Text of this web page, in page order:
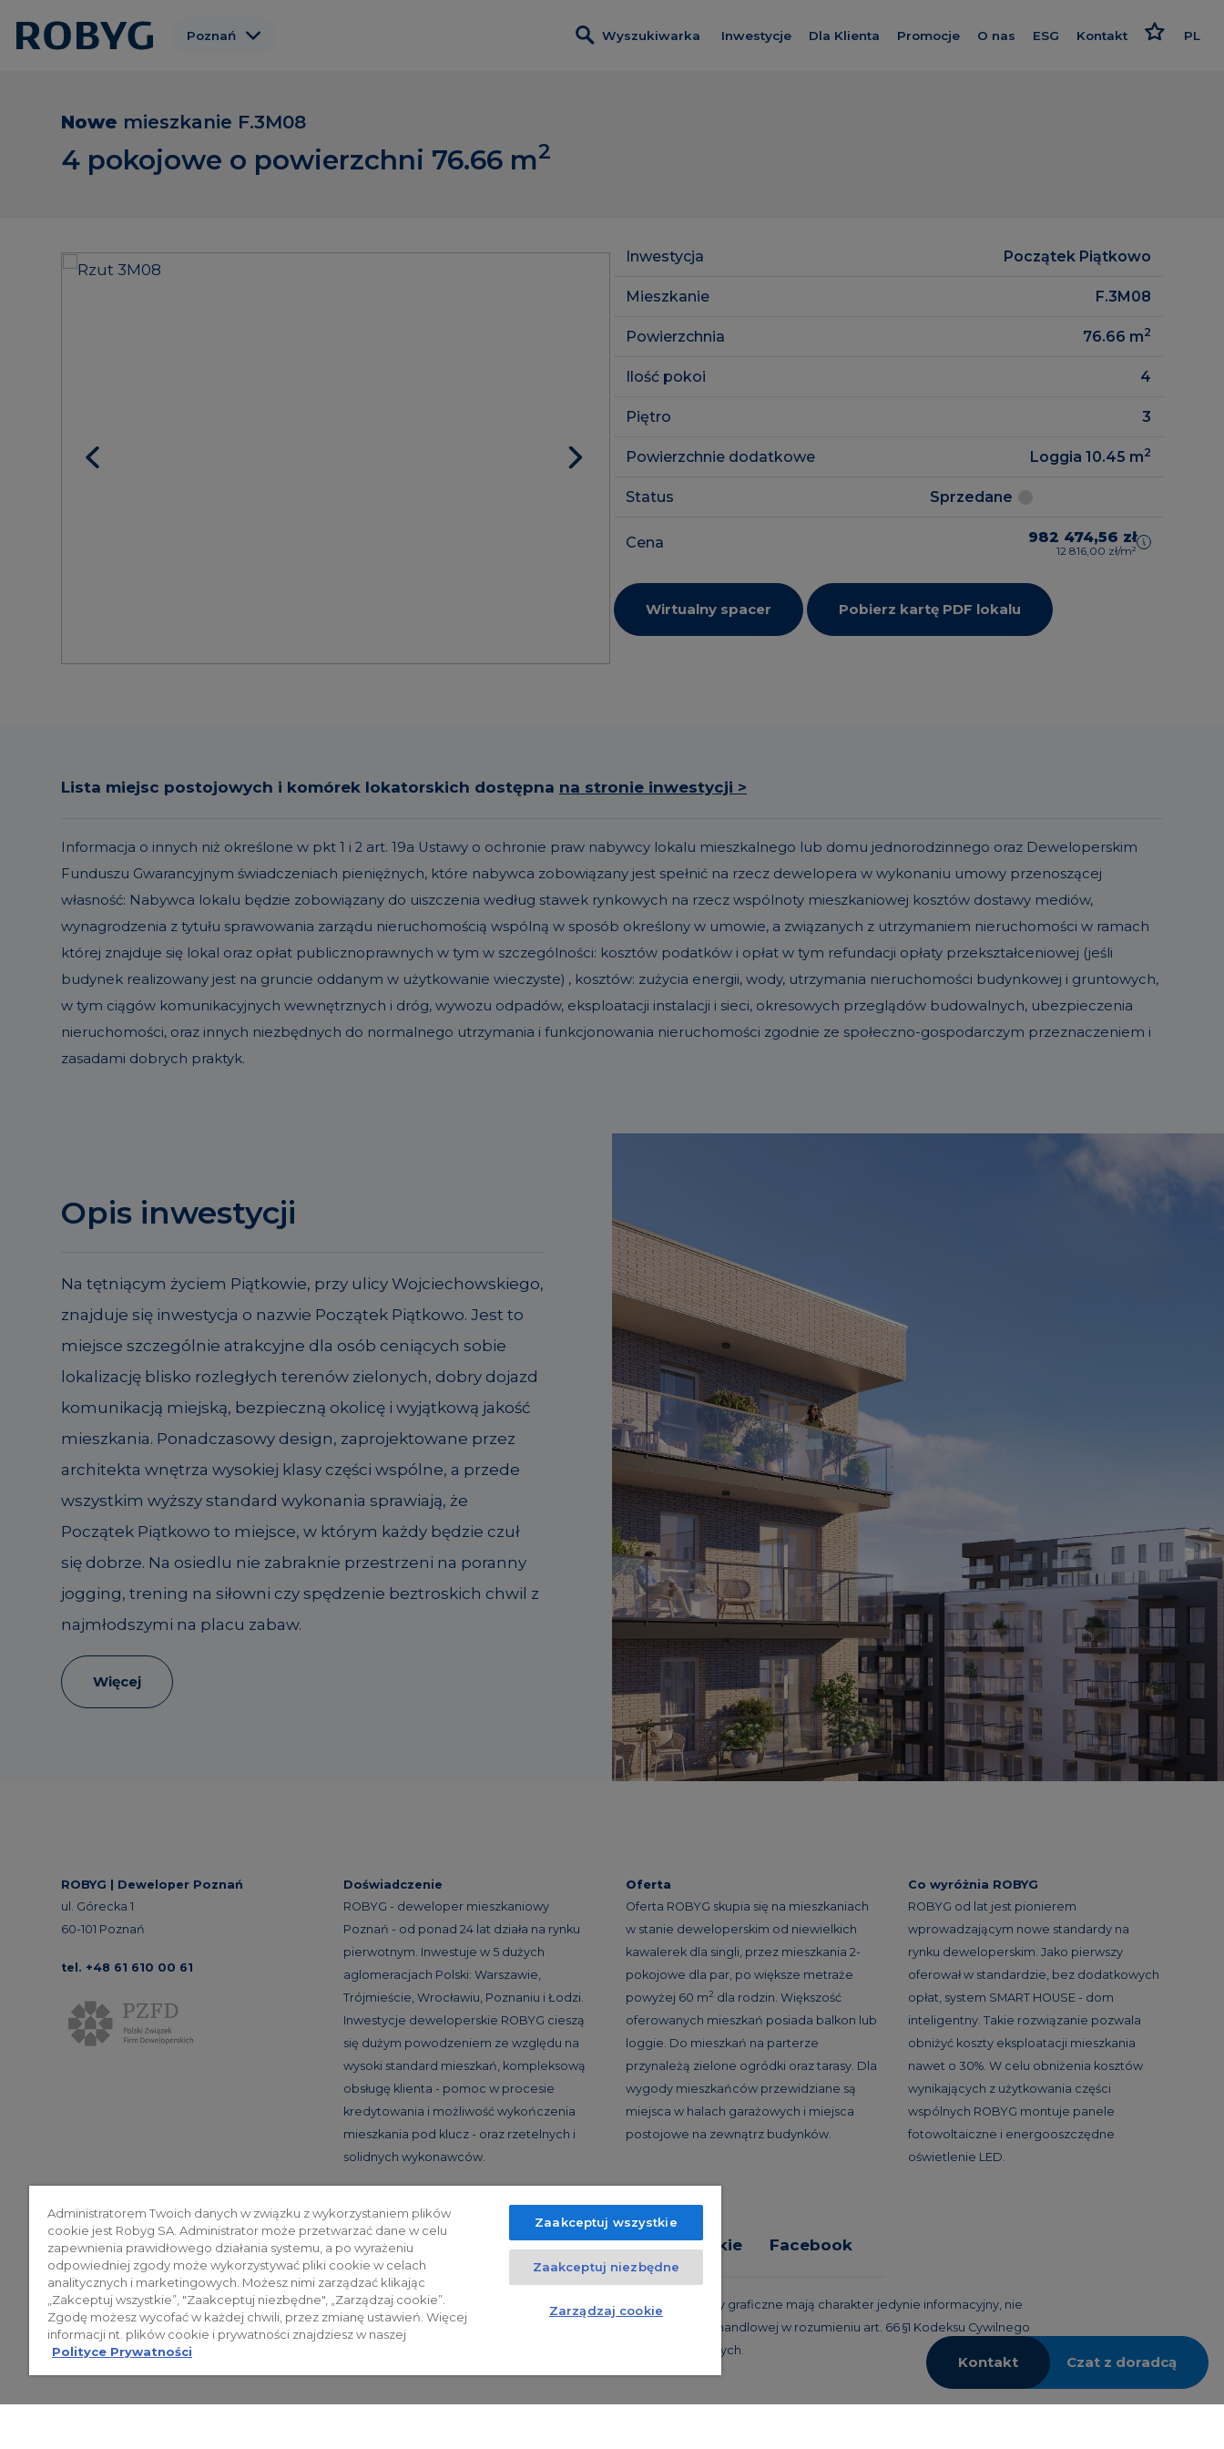
Poznań
Gdańsk
Wyszukiwarka Inwestycje Dla Klienta Promocje O nas
Spółki Grupy
ESG Kontakt PL
Nowe mieszkanie F.3M08
4 pokojowe o powierzchni 76.66 m2
Inwestycja Początek Piątkowo
Mieszkanie F.3M08
Powierzchnia 76.66 m2
Ilość pokoi 4
Piętro 3
Powierzchnie dodatkowe Loggia 10.45 m2
Status Sprzedane
Cena 982 474,56 zł
12 816,00 zł/m²
Wirtualny spacer Pobierz kartę PDF lokalu
Lista miejsc postojowych i komórek lokatorskich dostępna na stronie inwestycji >
Informacja o innych niż określone w pkt 1 i 2 art. 19a Ustawy o ochronie praw nabywcy lokalu mieszkalnego lub domu jednorodzinnego oraz Deweloperskim
Funduszu Gwarancyjnym świadczeniach pieniężnych, które nabywca zobowiązany jest spełnić na rzecz dewelopera w wykonaniu umowy przenoszącej
własność: Nabywca lokalu będzie zobowiązany do uiszczenia według stawek rynkowych na rzecz wspólnoty mieszkaniowej kosztów dostawy mediów,
wynagrodzenia z tytułu sprawowania zarządu nieruchomością wspólną w sposób określony w umowie, a związanych z utrzymaniem nieruchomości w ramach
której znajduje się lokal oraz opłat publicznoprawnych w tym w szczególności: kosztów podatków i opłat w tym refundacji opłaty przekształceniowej (jeśli
budynek realizowany jest na gruncie oddanym w użytkowanie wieczyste) , kosztów: zużycia energii, wody, utrzymania nieruchomości budynkowej i gruntowych,
w tym ciągów komunikacyjnych wewnętrznych i dróg, wywozu odpadów, eksploatacji instalacji i sieci, okresowych przeglądów budowalnych, ubezpieczenia
nieruchomości, oraz innych niezbędnych do normalnego utrzymania i funkcjonowania nieruchomości zgodnie ze społeczno-gospodarczym przeznaczeniem i
zasadami dobrych praktyk.
Opis inwestycji
Na tętniącym życiem Piątkowie, przy ulicy Wojciechowskiego,
znajduje się inwestycja o nazwie Początek Piątkowo. Jest to
miejsce szczególnie atrakcyjne dla osób ceniących sobie
lokalizację blisko rozległych terenów zielonych, dobry dojazd
komunikacją miejską, bezpieczną okolicę i wyjątkową jakość
mieszkania. Ponadczasowy design, zaprojektowane przez
architekta wnętrza wysokiej klasy części wspólne, a przede
wszystkim wyższy standard wykonania sprawiają, że
Początek Piątkowo to miejsce, w którym każdy będzie czuł
się dobrze. Na osiedlu nie zabraknie przestrzeni na poranny
jogging, trening na siłowni czy spędzenie beztroskich chwil z
najmłodszymi na placu zabaw.
Więcej
ROBYG | Deweloper Poznań
ul. Górecka 1
60-101 Poznań
tel. +48 61 610 00 61
Doświadczenie
ROBYG - deweloper mieszkaniowy
Poznań - od ponad 24 lat działa na rynku
pierwotnym. Inwestuje w 5 dużych
aglomeracjach Polski: Warszawie,
Trójmieście, Wrocławiu, Poznaniu i Łodzi.
Inwestycje deweloperskie ROBYG cieszą
się dużym powodzeniem ze względu na
wysoki standard mieszkań, kompleksową
obsługę klienta - pomoc w procesie
kredytowania i możliwość wykończenia
mieszkania pod klucz - oraz rzetelnych i
solidnych wykonawców.
Oferta
Oferta ROBYG skupia się na mieszkaniach
w stanie deweloperskim od niewielkich
kawalerek dla singli, przez mieszkania 2-
pokojowe dla par, po większe metraże
powyżej 60 m2 dla rodzin. Większość
oferowanych mieszkań posiada balkon lub
loggie. Do mieszkań na parterze
przynależą zielone ogródki oraz tarasy. Dla
wygody mieszkańców przewidziane są
miejsca w halach garażowych i miejsca
postojowe na zewnątrz budynków.
Co wyróżnia ROBYG
ROBYG od lat jest pionierem
wprowadzającym nowe standardy na
rynku deweloperskim. Jako pierwszy
oferował w standardzie, bez dodatkowych
opłat, system SMART HOUSE - dom
inteligentny. Takie rozwiązanie pozwala
obniżyć koszty eksploatacji mieszkania
nawet o 30%. W celu obniżenia kosztów
wynikających z użytkowania części
wspólnych ROBYG montuje panele
fotowoltaiczne i energooszczędne
oświetlenie LED.
Polityka prywatności Relacje inwestorskie Facebook
© 2026 ROBYG. Wszystkie prawa zastrzeżone. Powyższa oferta i przedstawione materiały graficzne mają charakter jedynie informacyjny, nie
mogą być traktowane jako ostateczne projekty realizacyjne, nie stanowią również oferty handlowej w rozumieniu art. 66 §1 Kodeksu Cywilnego
oraz innych właściwych przepisów prawnych.
Kontakt Czat z doradcą
Administratorem Twoich danych w związku z wykorzystaniem plików
cookie jest Robyg SA. Administrator może przetwarzać dane w celu
zapewnienia prawidłowego działania systemu, a po wyrażeniu
odpowiedniej zgody może wykorzystywać pliki cookie w celach
analitycznych i marketingowych. Możesz nimi zarządzać klikając
„Zakceptuj wszystkie”, "Zaakceptuj niezbędne", „Zarządzaj cookie”.
Zgodę możesz wycofać w każdej chwili, przez zmianę ustawień. Więcej
informacji nt. plików cookie i prywatności znajdziesz w naszej
Polityce Prywatności
Zaakceptuj wszystkie
Zaakceptuj niezbędne
Zarządzaj cookie